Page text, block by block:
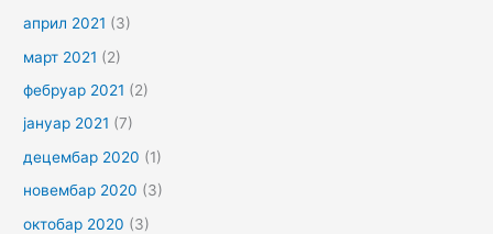
април 2021 (3)
март 2021 (2)
фебруар 2021 (2)
јануар 2021 (7)
децембар 2020 (1)
новембар 2020 (3)
октобар 2020 (3)